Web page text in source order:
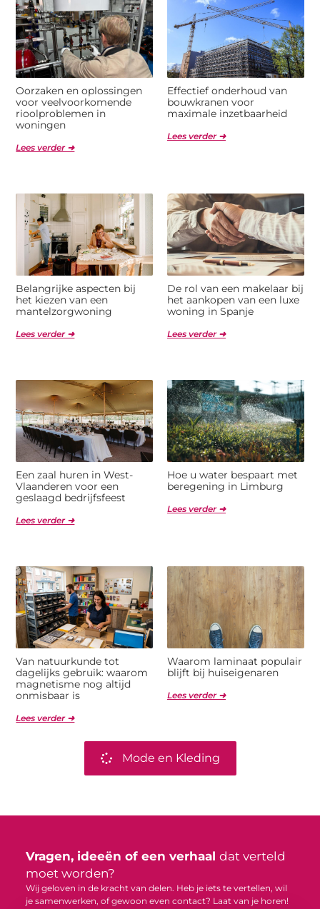
Oorzaken en oplossingen
voor veelvoorkomende
rioolproblemen in
woningen
Lees verder ➜
Effectief onderhoud van
bouwkranen voor
maximale inzetbaarheid
Lees verder ➜
Belangrijke aspecten bij
het kiezen van een
mantelzorgwoning
Lees verder ➜
De rol van een makelaar bij
het aankopen van een luxe
woning in Spanje
Lees verder ➜
Een zaal huren in West-
Vlaanderen voor een
geslaagd bedrijfsfeest
Lees verder ➜
Hoe u water bespaart met
beregening in Limburg
Lees verder ➜
Van natuurkunde tot
dagelijks gebruik: waarom
magnetisme nog altijd
onmisbaar is
Lees verder ➜
Waarom laminaat populair
blijft bij huiseigenaren
Lees verder ➜
Mode en Kleding
Vragen, ideeën of een verhaal dat verteld
moet worden?
Wij geloven in de kracht van delen. Heb je iets te vertellen, wil
je samenwerken, of gewoon even contact? Laat van je horen!